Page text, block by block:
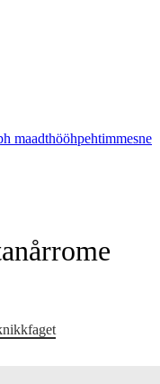
maadthööhpehtimmesne